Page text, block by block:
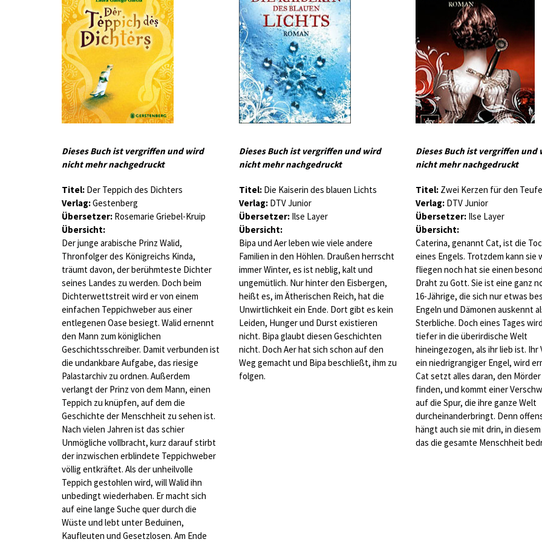
Dieses Buch ist vergriffen und wird
nicht mehr nachgedruckt
Titel: Der Teppich des Dichters
Verlag:Gestenberg
Übersetzer: Rosemarie Griebel-Kruip
Übersicht:
Der junge arabische Prinz Walid,
Thronfolger des Königreichs Kinda,
träumt davon, der berühmteste Dichter
seines Landes zu werden. Doch beim
Dichterwettstreit wird er von einem
einfachen Teppichweber aus einer
entlegenen Oase besiegt. Walid ernennt
den Mann zum königlichen
Geschichtsschreiber. Damit verbunden ist
die undankbare Aufgabe, das riesige
Palastarchiv zu ordnen. Außerdem
verlangt der Prinz von dem Mann, einen
Teppich zu knüpfen, auf dem die
Geschichte der Menschheit zu sehen ist.
Nach vielen Jahren ist das schier
Unmögliche vollbracht, kurz darauf stirbt
der inzwischen erblindete Teppichweber
völlig entkräftet. Als der unheilvolle
Teppich gestohlen wird, will Walid ihn
unbedingt wiederhaben. Er macht sich
auf eine lange Suche quer durch die
Wüste und lebt unter Beduinen,
Kaufleuten und Gesetzlosen. Am Ende
Dieses Buch ist vergriffen und wird
nicht mehr nachgedruckt
Titel:Die Kaiserin des blauen Lichts
Verlag:DTV Junior
Übersetzer:Ilse Layer
Übersicht:
Bipa und Aer leben wie viele andere
Familien in den Höhlen. Draußen herrscht
immer Winter, es ist neblig, kalt und
ungemütlich. Nur hinter den Eisbergen,
heißt es, im Ätherischen Reich, hat die
Unwirtlichkeit ein Ende. Dort gibt es kein
Leiden, Hunger und Durst existieren
nicht. Bipa glaubt diesen Geschichten
nicht. Doch Aer hat sich schon auf den
Weg gemacht und Bipa beschließt, ihm zu
folgen.
Dieses Buch ist vergriffen und
nicht mehr nachgedruckt
Titel: Zwei Kerzen für den
Verlag: DTV Junior
Übersetzer: Ilse Layer
Übersicht:
Caterina, genannt Cat, ist die
eines Engels. Trotzdem kann sie
fliegen noch hat sie einen
Draht zu Gott. Sie ist eine ganz
16-Jährige, die sich nur etwas
Engeln und Dämonen auskennt
Sterbliche. Doch eines Tages
tiefer in die überirdische Welt
hineingezogen, als ihr lieb ist. Ihr
ein niedrigrangiger Engel, wird
Cat setzt alles daran, den Mörder
finden, und kommt einer
auf die Spur, die ihre ganze Welt
durcheinanderbringt. Denn
hängt auch sie mit drin, in
das die gesamte Menschheit